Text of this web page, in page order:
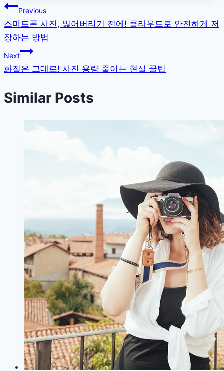
글
탐
색
Previous
스마트폰 사진, 잃어버리기 전에! 클라우드로 안전하게 저
장하는 방법
Next
화질은 그대로! 사진 용량 줄이는 현실 꿀팁
Similar Posts